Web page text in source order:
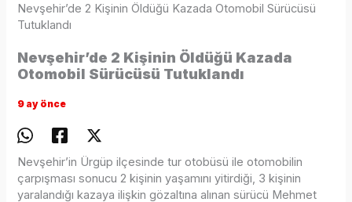
Nevşehir’de 2 Kişinin Öldüğü Kazada Otomobil Sürücüsü
Tutuklandı
Nevşehir’de 2 Kişinin Öldüğü Kazada
Otomobil Sürücüsü Tutuklandı
9 ay önce
Nevşehir’in Ürgüp ilçesinde tur otobüsü ile otomobilin
çarpışması sonucu 2 kişinin yaşamını yitirdiği, 3 kişinin
yaralandığı kazaya ilişkin gözaltına alınan sürücü Mehmet